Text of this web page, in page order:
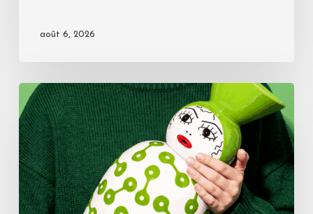
août 6, 2026